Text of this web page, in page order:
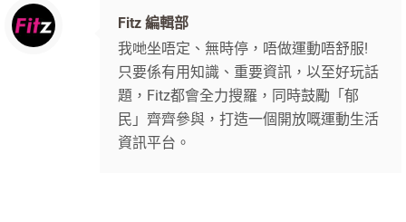
Fitz 編輯部
我哋坐唔定、無時停，唔做運動唔舒服!
只要係有用知識、重要資訊，以至好玩話
題，Fitz都會全力搜羅，同時鼓勵「郁
民」齊齊參與，打造一個開放嘅運動生活
資訊平台。